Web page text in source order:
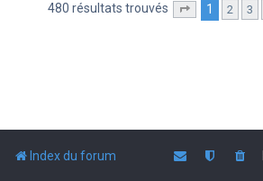
480 résultats trouvés Page sur20
1 2 3
Index du forum